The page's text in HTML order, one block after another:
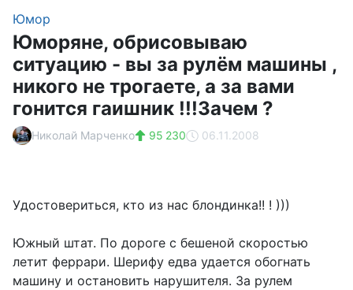
Юмор
Юморяне, обрисовываю
ситуацию - вы за рулём машины ,
никого не трогаете, а за вами
гонится гаишник !!!Зачем ?
Николай Марченко 95 230 06.11.2008
Удостовериться, кто из нас блондинка!! ! )))
Южный штат. По дороге с бешеной скоростью
летит феррари. Шерифу едва удается обогнать
машину и остановить нарушителя. За рулем